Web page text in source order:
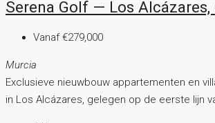
Serena Golf — Los Alcázares,
Vanaf€279,000
Murcia
Exclusieve nieuwbouw appartementen en
in Los Alcázares, gelegen op de eerste lijn